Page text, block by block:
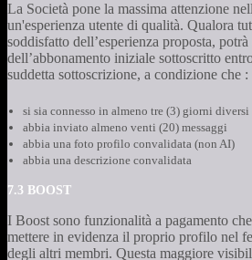
La Società pone la massima attenzione
un'esperienza utente di qualità. Qualora
soddisfatto dell’esperienza proposta,
dell’abbonamento iniziale sottoscritto
suddetta sottoscrizione, a condizione che :
si sia connesso in almeno tre (3) giorni diversi
abbia inviato almeno venti (20) messaggi
abbia una foto profilo convalidata (non AI)
abbia una descrizione convalidata
7.3 BOOST
I Boost sono funzionalità a pagamento
mettere in evidenza il proprio profilo nel
degli altri membri. Questa maggiore